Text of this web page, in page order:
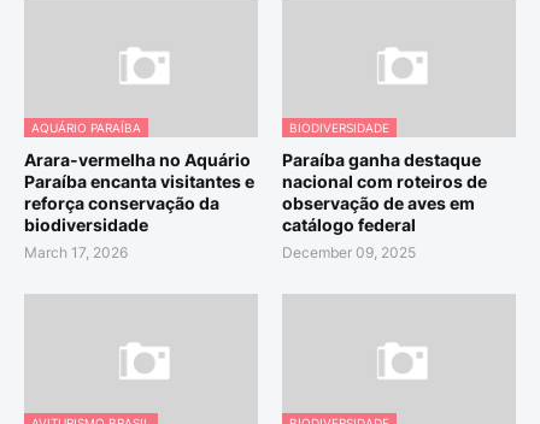
AQUÁRIO PARAÍBA
Arara-vermelha no Aquário
Paraíba encanta visitantes e
reforça conservação da
biodiversidade
March 17, 2026
BIODIVERSIDADE
Paraíba ganha destaque
nacional com roteiros de
observação de aves em
catálogo federal
December 09, 2025